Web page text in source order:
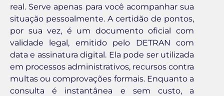
real. Serve apenas para você acompanhar sua
situação pessoalmente. A certidão de pontos,
por sua vez, é um documento oficial com
validade legal, emitido pelo DETRAN com
data e assinatura digital. Ela pode ser utilizada
em processos administrativos, recursos contra
multas ou comprovações formais. Enquanto a
consulta é instantânea e sem custo, a